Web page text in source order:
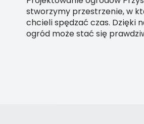
stworzymy przestrzenie, w
chcieli spędzać czas. Dzięki
ogród może stać się